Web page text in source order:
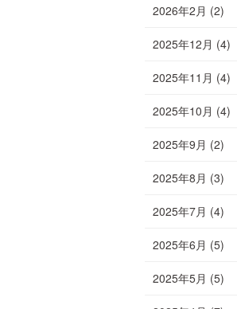
2026年2月 (2)
2025年12月 (4)
2025年11月 (4)
2025年10月 (4)
2025年9月 (2)
2025年8月 (3)
2025年7月 (4)
2025年6月 (5)
2025年5月 (5)